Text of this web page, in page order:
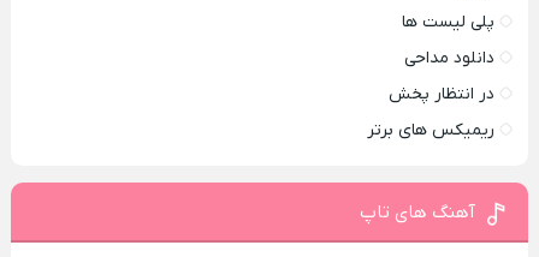
پلی لیست ها
دانلود مداحی
در انتظار پخش
ریمیکس های برتر
آهنگ های تاپ